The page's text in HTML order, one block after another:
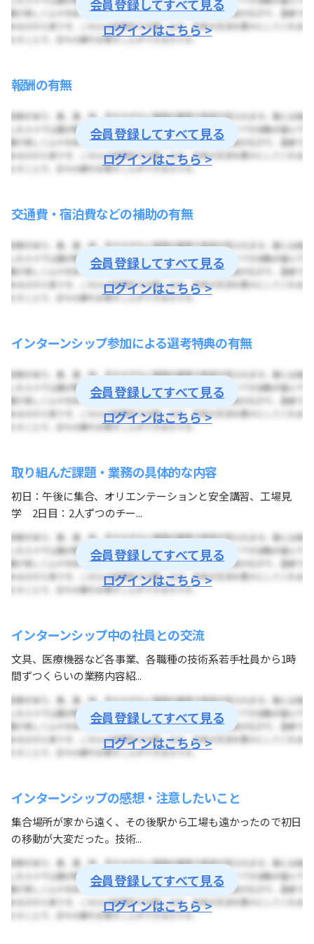
会員登録してすべて見る
ログインはこちら >
報酬の有無
会員登録してすべて見る
ログインはこちら >
交通費・宿泊費などの補助の有無
会員登録してすべて見る
ログインはこちら >
インターンシップ参加による選考特典の有無
会員登録してすべて見る
ログインはこちら >
取り組んだ課題・業務の具体的な内容
初日：午後に集合、オリエンテーションと安全講習、工場見
学 2日目：2人ずつのチー...
会員登録してすべて見る
ログインはこちら >
インターンシップ中の社員との交流
文具、医療機器など各事業、各職種の技術系若手社員から1時
間ずつくらいの業務内容紹...
会員登録してすべて見る
ログインはこちら >
インターンシップの感想・注意したいこと
集合場所が家から遠く、その後駅から工場も遠かったので初日
の移動が大変だった。技術...
会員登録してすべて見る
ログインはこちら >